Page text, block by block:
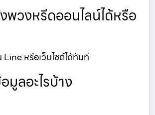
พวงหรีดออนไลน์ได้หรือ
หรือเว็บไซต์ได้ทันที
มูลอะไรบ้าง